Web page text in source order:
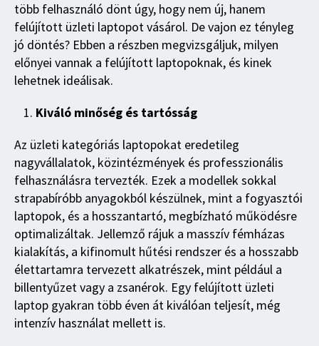
több felhasználó dönt úgy, hogy nem új, hanem
felújított üzleti laptopot vásárol. De vajon ez tényleg
jó döntés? Ebben a részben megvizsgáljuk, milyen
előnyei vannak a felújított laptopoknak, és kinek
lehetnek ideálisak.
Kiváló minőség és tartósság
Az üzleti kategóriás laptopokat eredetileg
nagyvállalatok, közintézmények és professzionális
felhasználásra tervezték. Ezek a modellek sokkal
strapabíróbb anyagokból készülnek, mint a fogyasztói
laptopok, és a hosszantartó, megbízható működésre
optimalizáltak. Jellemző rájuk a masszív fémházas
kialakítás, a kifinomult hűtési rendszer és a hosszabb
élettartamra tervezett alkatrészek, mint például a
billentyűzet vagy a zsanérok. Egy felújított üzleti
laptop gyakran több éven át kiválóan teljesít, még
intenzív használat mellett is.